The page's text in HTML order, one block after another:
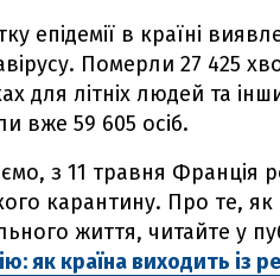
епідемії в країні
Померли 27 425
для літніх людей та
вже 59 605 осіб.
з 11 травня Франція
карантину. Про те, як
життя, читайте у
як країна виходить із